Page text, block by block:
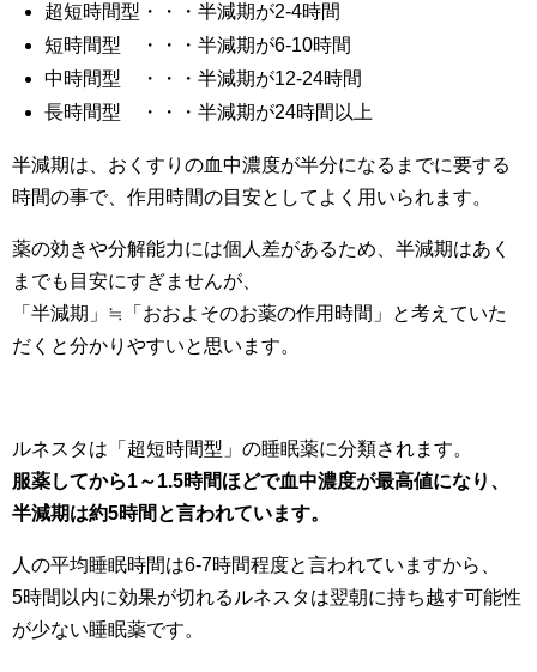
超短時間型・・・半減期が2-4時間
短時間型 ・・・半減期が6-10時間
中時間型 ・・・半減期が12-24時間
長時間型 ・・・半減期が24時間以上
半減期は、おくすりの血中濃度が半分になるまでに要する
時間の事で、作用時間の目安としてよく用いられます。
薬の効きや分解能力には個人差があるため、半減期はあく
までも目安にすぎませんが、
「半減期」≒「おおよそのお薬の作用時間」と考えていた
だくと分かりやすいと思います。
ルネスタは「超短時間型」の睡眠薬に分類されます。
服薬してから1～1.5時間ほどで血中濃度が最高値になり、
半減期は約5時間と言われています。
人の平均睡眠時間は6-7時間程度と言われていますから、
5時間以内に効果が切れるルネスタは翌朝に持ち越す可能性
が少ない睡眠薬です。